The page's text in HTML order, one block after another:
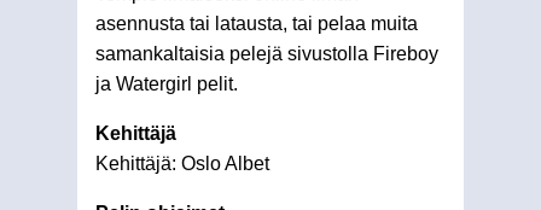
asennusta tai latausta, tai pelaa muita
samankaltaisia pelejä sivustolla Fireboy
ja Watergirl pelit.
Kehittäjä
Kehittäjä: Oslo Albet